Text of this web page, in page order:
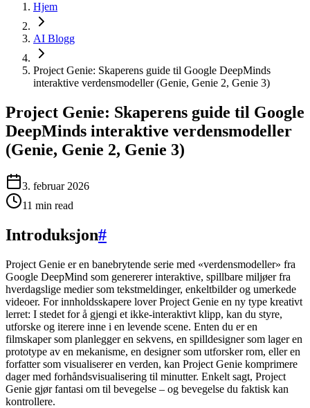
Hjem
AI Blogg
Project Genie: Skaperens guide til Google DeepMinds
interaktive verdensmodeller (Genie, Genie 2, Genie 3)
Project Genie: Skaperens guide til Google
DeepMinds interaktive verdensmodeller
(Genie, Genie 2, Genie 3)
3. februar 2026
11 min read
Introduksjon#
Project Genie er en banebrytende serie med «verdensmodeller» fra
Google DeepMind som genererer interaktive, spillbare miljøer fra
hverdagslige medier som tekstmeldinger, enkeltbilder og umerkede
videoer. For innholdsskapere lover Project Genie en ny type kreativt
lerret: I stedet for å gjengi et ikke-interaktivt klipp, kan du styre,
utforske og iterere inne i en levende scene. Enten du er en
filmskaper som planlegger en sekvens, en spilldesigner som lager en
prototype av en mekanisme, en designer som utforsker rom, eller en
forfatter som visualiserer en verden, kan Project Genie komprimere
dager med forhåndsvisualisering til minutter. Enkelt sagt, Project
Genie gjør fantasi om til bevegelse – og bevegelse du faktisk kan
kontrollere.